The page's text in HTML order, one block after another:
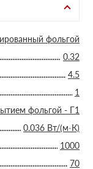
фольгой
0.32
4.5
1
фольгой - Г1
0.036 Вт/(м·К)
1000
70